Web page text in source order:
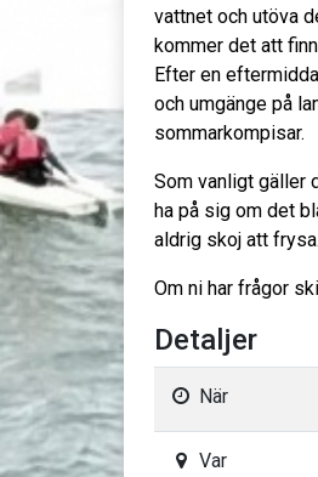
vattnet och utöva
kommer det att
Efter en
och umgänge på
sommarkompisar.
Som vanligt gäller
ha på sig om det
aldrig skoj att frysa.
Om ni har frågor
Detaljer
När
Var